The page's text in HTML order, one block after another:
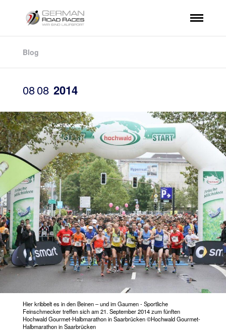
Blog
0808 2014
Hier kribbelt es in den Beinen – und im Gaumen - Sportliche
Feinschmecker treffen sich am 21. September 2014 zum fünften
Hochwald Gourmet-Halbmarathon in Saarbrücken ©Hochwald Gourmet-
Halbmarathon in Saarbrücken